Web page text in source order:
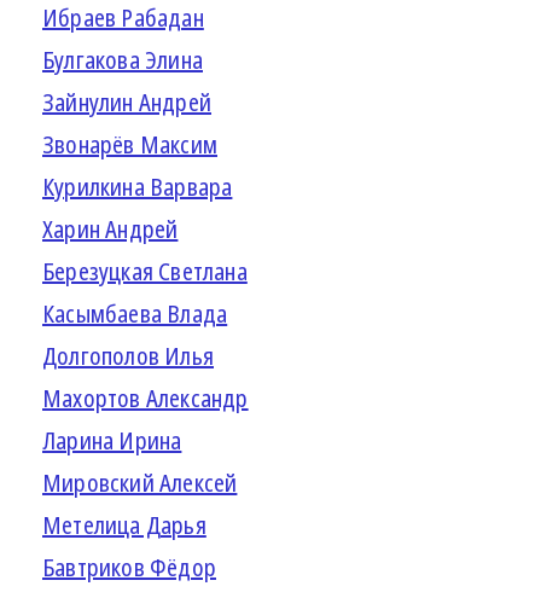
Ибраев Рабадан
Булгакова Элина
Зайнулин Андрей
Звонарёв Максим
Курилкина Варвара
Харин Андрей
Березуцкая Светлана
Касымбаева Влада
Долгополов Илья
Махортов Александр
Ларина Ирина
Мировский Алексей
Метелица Дарья
Бавтриков Фёдор